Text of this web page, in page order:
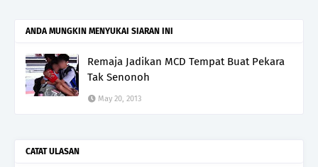
ANDA MUNGKIN MENYUKAI SIARAN INI
Remaja Jadikan MCD Tempat Buat Pekara
Tak Senonoh
May 20, 2013
CATAT ULASAN